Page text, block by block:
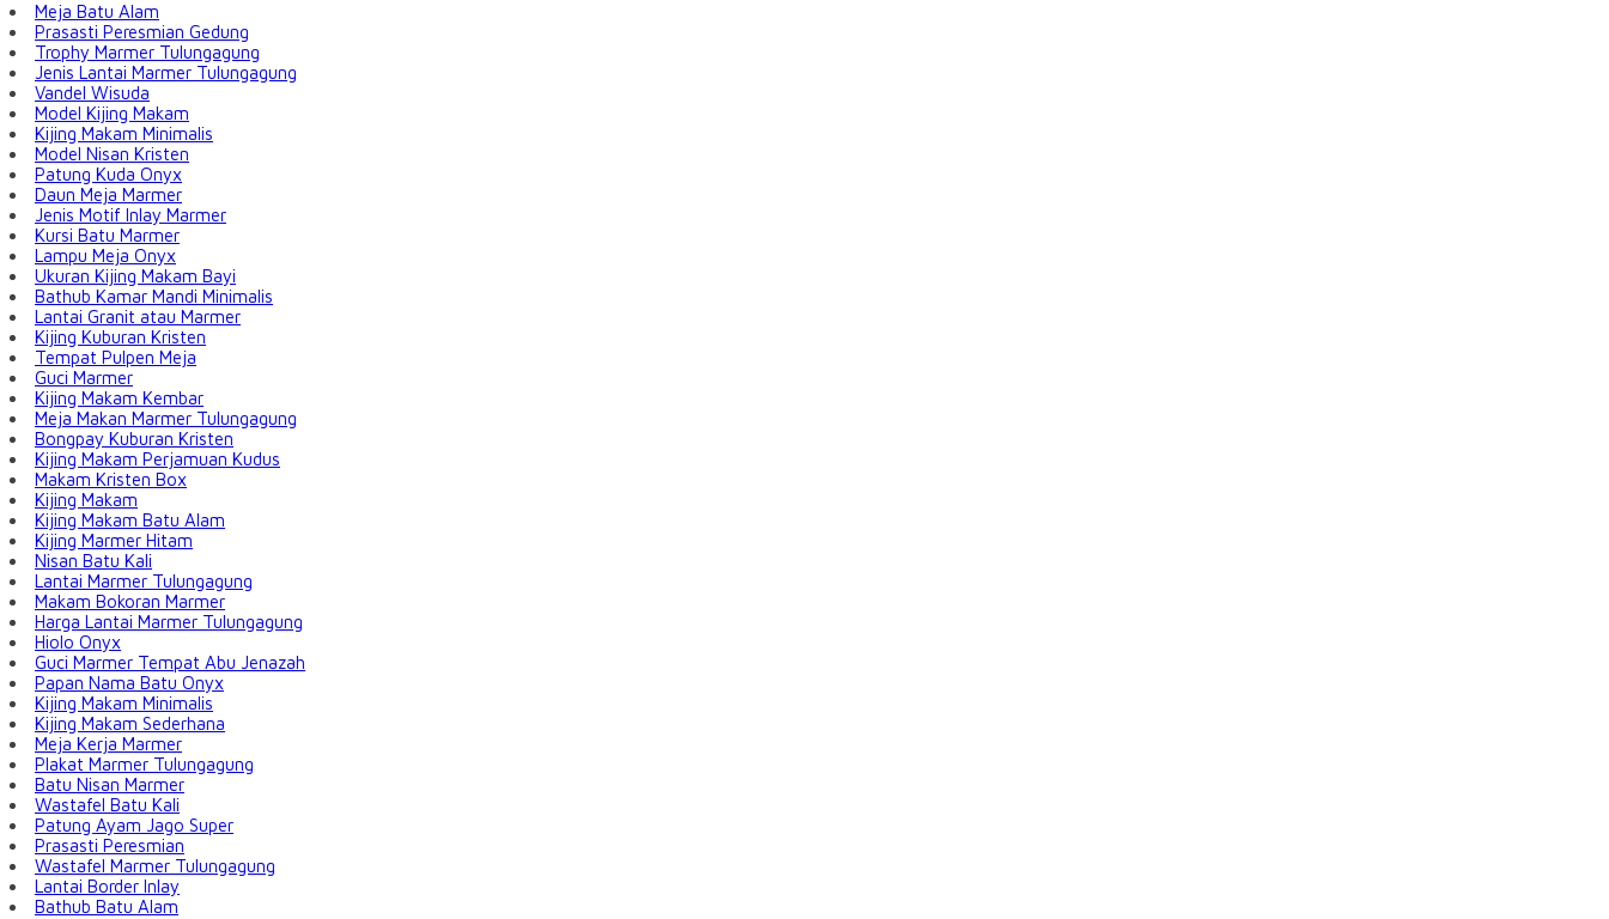
Meja Batu Alam
Prasasti Peresmian Gedung
Trophy Marmer Tulungagung
Jenis Lantai Marmer Tulungagung
Vandel Wisuda
Model Kijing Makam
Kijing Makam Minimalis
Model Nisan Kristen
Patung Kuda Onyx
Daun Meja Marmer
Jenis Motif Inlay Marmer
Kursi Batu Marmer
Lampu Meja Onyx
Ukuran Kijing Makam Bayi
Bathub Kamar Mandi Minimalis
Lantai Granit atau Marmer
Kijing Kuburan Kristen
Tempat Pulpen Meja
Guci Marmer
Kijing Makam Kembar
Meja Makan Marmer Tulungagung
Bongpay Kuburan Kristen
Kijing Makam Perjamuan Kudus
Makam Kristen Box
Kijing Makam
Kijing Makam Batu Alam
Kijing Marmer Hitam
Nisan Batu Kali
Lantai Marmer Tulungagung
Makam Bokoran Marmer
Harga Lantai Marmer Tulungagung
Hiolo Onyx
Guci Marmer Tempat Abu Jenazah
Papan Nama Batu Onyx
Kijing Makam Minimalis
Kijing Makam Sederhana
Meja Kerja Marmer
Plakat Marmer Tulungagung
Batu Nisan Marmer
Wastafel Batu Kali
Patung Ayam Jago Super
Prasasti Peresmian
Wastafel Marmer Tulungagung
Lantai Border Inlay
Bathub Batu Alam